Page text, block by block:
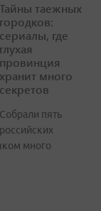
Тайны таежных
городков:
сериалы, где
глухая
провинция
хранит много
секретов
Собрали пять
российских
много